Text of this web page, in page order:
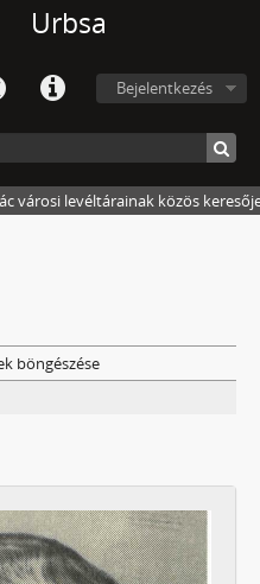
Urbsa
Bejelentkezés
városi levéltárainak közös
böngészése